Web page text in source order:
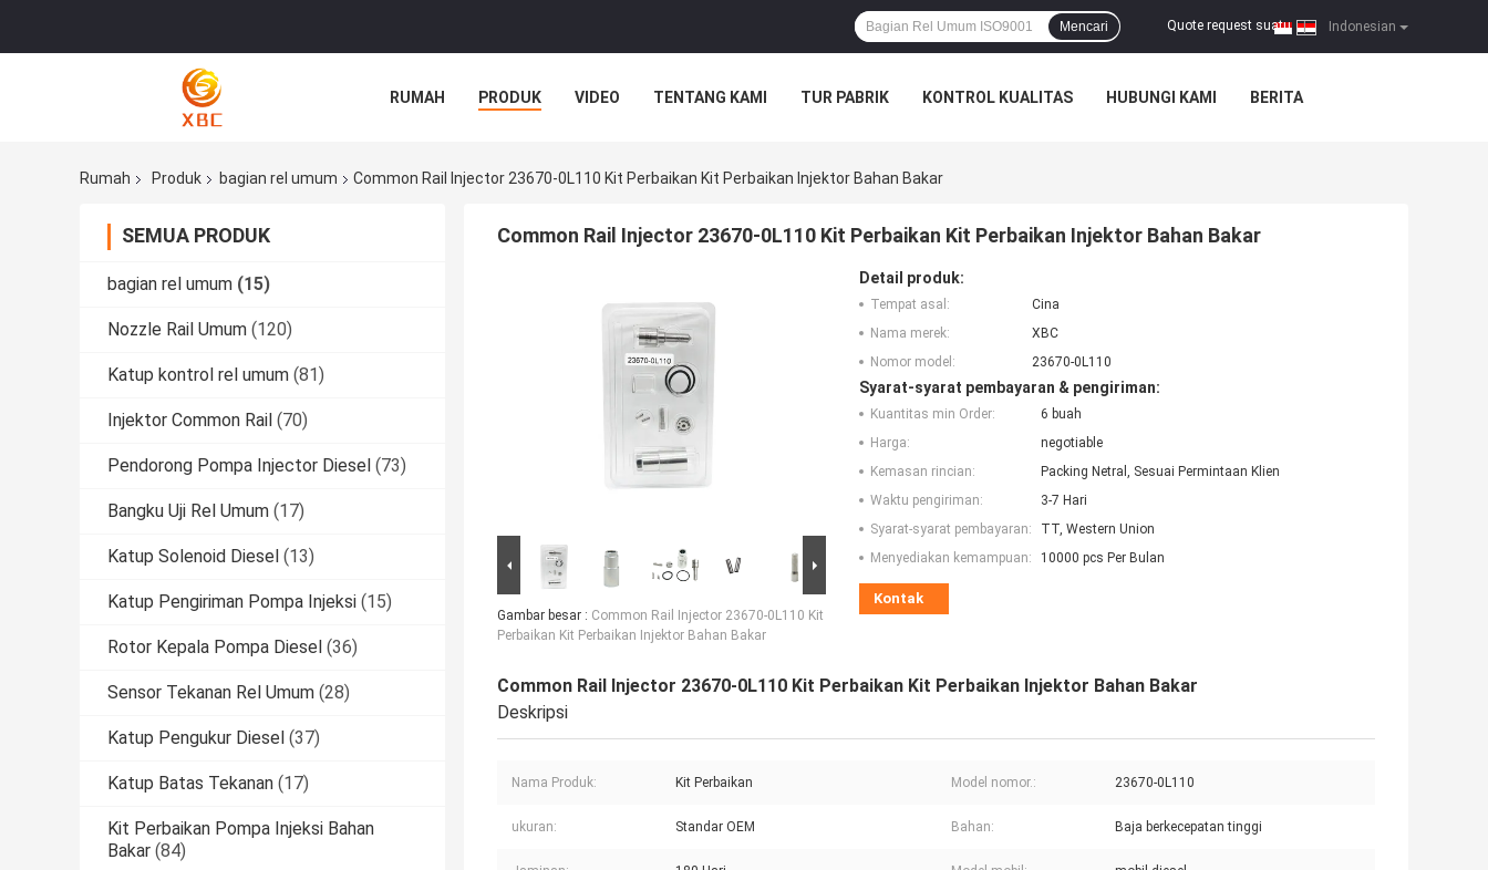
Indonesian
Quote request suatu |
Mencari
RUMAH PRODUK VIDEO TENTANG KAMI TUR PABRIK KONTROL KUALITAS HUBUNGI KAMI BERITA
Rumah Produk bagian rel umum Common Rail Injector 23670-0L110 Kit Perbaikan Kit Perbaikan Injektor Bahan Bakar
SEMUA PRODUK
bagian rel umum (15)
Nozzle Rail Umum (120)
Katup kontrol rel umum (81)
Injektor Common Rail (70)
Pendorong Pompa Injector Diesel (73)
Bangku Uji Rel Umum (17)
Katup Solenoid Diesel (13)
Katup Pengiriman Pompa Injeksi (15)
Rotor Kepala Pompa Diesel (36)
Sensor Tekanan Rel Umum (28)
Katup Pengukur Diesel (37)
Katup Batas Tekanan (17)
Kit Perbaikan Pompa Injeksi Bahan
Bakar (84)
Common Rail Injector 23670-0L110 Kit Perbaikan Kit Perbaikan Injektor Bahan Bakar
Gambar besar : Common Rail Injector 23670-0L110 Kit
Perbaikan Kit Perbaikan Injektor Bahan Bakar
Detail produk:
Tempat asal:
Cina
Nama merek:
XBC
Nomor model:
23670-0L110
Syarat-syarat pembayaran & pengiriman:
Kuantitas min Order:
6 buah
Harga:
negotiable
Kemasan rincian:
Packing Netral, Sesuai Permintaan Klien
Waktu pengiriman:
3-7 Hari
Syarat-syarat pembayaran:
TT, Western Union
Menyediakan kemampuan:
10000 pcs Per Bulan
Kontak
Common Rail Injector 23670-0L110 Kit Perbaikan Kit Perbaikan Injektor Bahan Bakar
Deskripsi
Nama Produk: Kit Perbaikan Model nomor.: 23670-0L110
ukuran: Standar OEM Bahan: Baja berkecepatan tinggi